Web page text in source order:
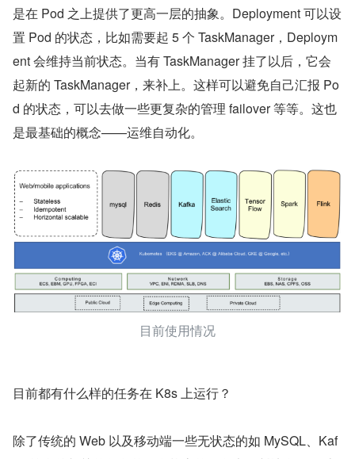
是在 Pod 之上提供了更高一层的抽象。Deployment 可以设
置 Pod 的状态，比如需要起 5 个 TaskManager，Deploym
ent 会维持当前状态。当有 TaskManager 挂了以后，它会
起新的 TaskManager，来补上。这样可以避免自己汇报 Po
d 的状态，可以去做一些更复杂的管理 failover 等等。这也
是最基础的概念——运维自动化。
目前使用情况
目前都有什么样的任务在 K8s 上运行？
除了传统的 Web 以及移动端一些无状态的如 MySQL、Kaf